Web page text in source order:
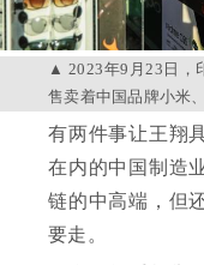
2023年9月23日，
售卖着中国品牌小米
有两件事让王翔
在内的中国制造
链的中高端，但
要走。